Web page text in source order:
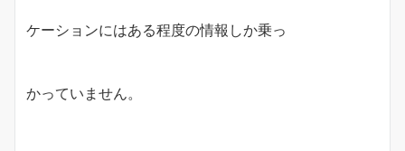
ケーションにはある程度の情報しか乗っ
かっていません。